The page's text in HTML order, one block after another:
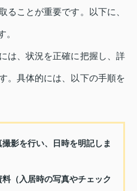
ることが重要です。以下に、
。
は、状況を正確に把握し、詳
。具体的には、以下の手順を
影を行い、日時を明記しま
（入居時の写真やチェック